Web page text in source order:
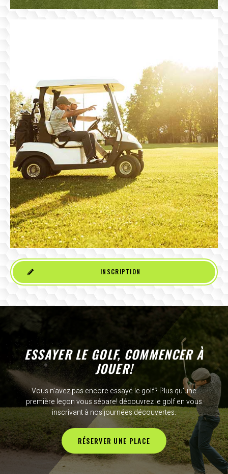
INSCRIPTION
ESSAYER LE GOLF, COMMENCER À
JOUER!
Vous n’avez pas encore essayé le golf? Plus qu’une
première leçon vous sépare! découvrez le golf en vous
inscrivant à nos journées découvertes.
RÉSERVER UNE PLACE